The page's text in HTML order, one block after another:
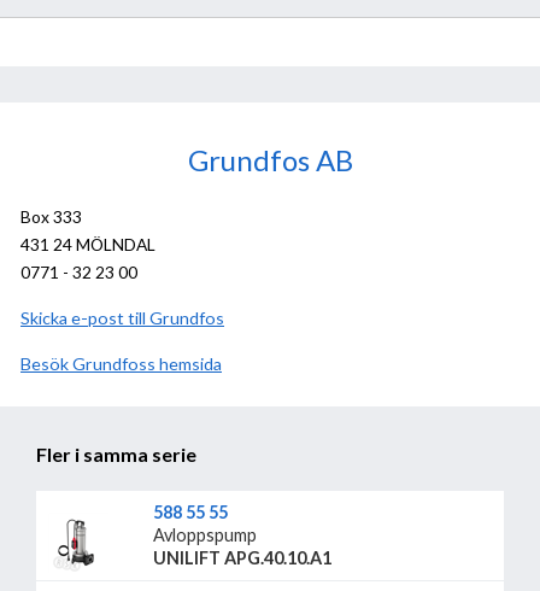
Grundfos AB
Box 333
431 24 MÖLNDAL
0771 - 32 23 00
Skicka e-post till Grundfos
BesökGrundfos hemsida
Fler i samma serie
588 55 55
Avloppspump
UNILIFT APG.40.10.A1